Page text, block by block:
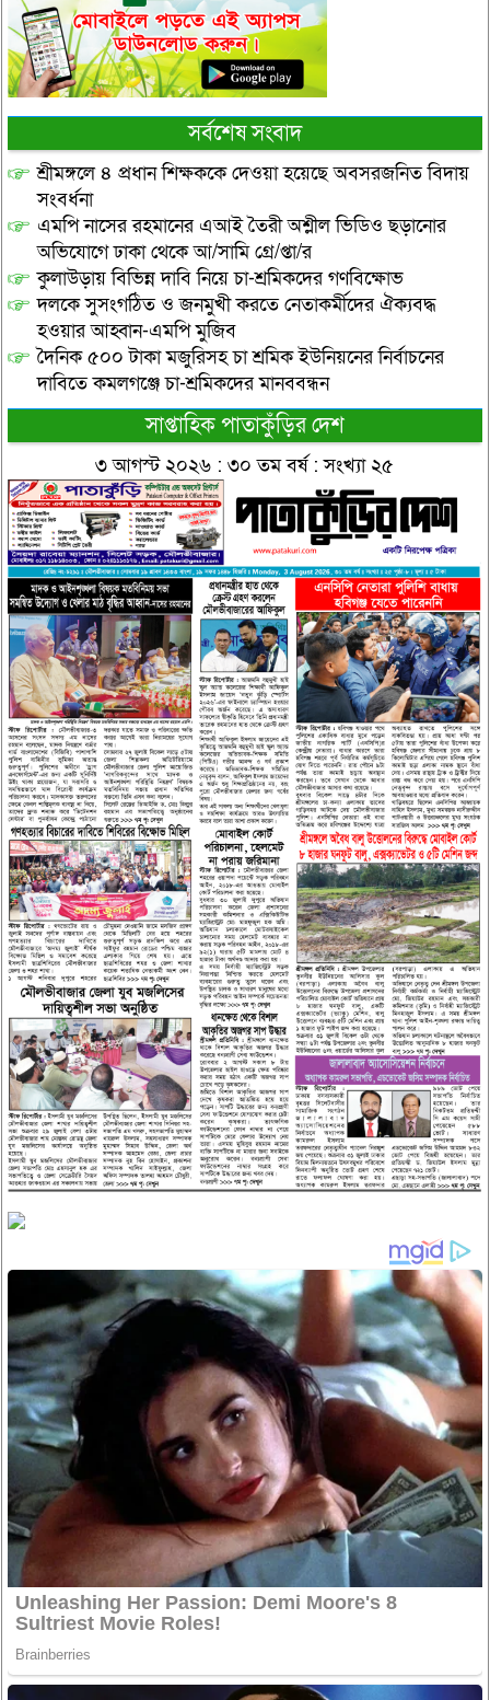
সর্বশেষ সংবাদ
শ্রীমঙ্গলে ৪ প্রধান শিক্ষককে দেওয়া হয়েছে অবসরজনিত বিদায়
সংবর্ধনা
এমপি নাসের রহমানের এআই তৈরী অশ্লীল ভিডিও ছড়ানোর
অভিযোগে ঢাকা থেকে আ/সামি গ্রে/প্তা/র
কুলাউড়ায় বিভিন্ন দাবি নিয়ে চা-শ্রমিকদের গণবিক্ষোভ
দলকে সুসংগঠিত ও জনমুখী করতে নেতাকর্মীদের ঐক্যবদ্ধ
হওয়ার আহ্বান-এমপি মুজিব
দৈনিক ৫০০ টাকা মজুরিসহ চা শ্রমিক ইউনিয়নের নির্বাচনের
দাবিতে কমলগঞ্জে চা-শ্রমিকদের মানববন্ধন
সাপ্তাহিক পাতাকুঁড়ির দেশ
৩ আগস্ট ২০২৬ : ৩০ তম বর্ষ : সংখ্যা ২৫